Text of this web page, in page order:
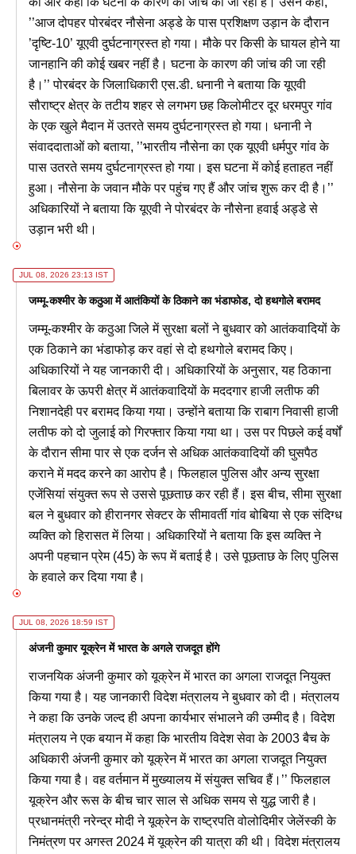
’’आज दोपहर पोरबंदर नौसेना अड्डे के पास प्रशिक्षण उड़ान के दौरान
’दृष्टि-10’ यूएवी दुर्घटनाग्रस्त हो गया। मौके पर किसी के घायल होने या
जानहानि की कोई खबर नहीं है। घटना के कारण की जांच की जा रही
है।’’ पोरबंदर के जिलाधिकारी एस.डी. धनानी ने बताया कि यूएवी
सौराष्ट्र क्षेत्र के तटीय शहर से लगभग छह किलोमीटर दूर धरमपुर गांव
के एक खुले मैदान में उतरते समय दुर्घटनाग्रस्त हो गया। धनानी ने
संवाददाताओं को बताया, ’’भारतीय नौसेना का एक यूएवी धर्मपुर गांव के
पास उतरते समय दुर्घटनाग्रस्त हो गया। इस घटना में कोई हताहत नहीं
हुआ। नौसेना के जवान मौके पर पहुंच गए हैं और जांच शुरू कर दी है।’’
अधिकारियों ने बताया कि यूएवी ने पोरबंदर के नौसेना हवाई अड्डे से
उड़ान भरी थी।
JUL 08, 2026 23:13 IST
जम्मू-कश्मीर के कठुआ में आतंकियों के ठिकाने का भंडाफोड, दो हथगोले बरामद
जम्मू-कश्मीर के कठुआ जिले में सुरक्षा बलों ने बुधवार को आतंकवादियों के
एक ठिकाने का भंडाफोड़ कर वहां से दो हथगोले बरामद किए।
अधिकारियों ने यह जानकारी दी। अधिकारियों के अनुसार, यह ठिकाना
बिलावर के ऊपरी क्षेत्र में आतंकवादियों के मददगार हाजी लतीफ की
निशानदेही पर बरामद किया गया। उन्होंने बताया कि राबाग निवासी हाजी
लतीफ को दो जुलाई को गिरफ्तार किया गया था। उस पर पिछले कई वर्षों
के दौरान सीमा पार से एक दर्जन से अधिक आतंकवादियों की घुसपैठ
कराने में मदद करने का आरोप है। फिलहाल पुलिस और अन्य सुरक्षा
एजेंसियां संयुक्त रूप से उससे पूछताछ कर रही हैं। इस बीच, सीमा सुरक्षा
बल ने बुधवार को हीरानगर सेक्टर के सीमावर्ती गांव बोबिया से एक संदिग्ध
व्यक्ति को हिरासत में लिया। अधिकारियों ने बताया कि इस व्यक्ति ने
अपनी पहचान प्रेम (45) के रूप में बताई है। उसे पूछताछ के लिए पुलिस
के हवाले कर दिया गया है।
JUL 08, 2026 18:59 IST
अंजनी कुमार यूक्रेन में भारत के अगले राजदूत होंगे
राजनयिक अंजनी कुमार को यूक्रेन में भारत का अगला राजदूत नियुक्त
किया गया है। यह जानकारी विदेश मंत्रालय ने बुधवार को दी। मंत्रालय
ने कहा कि उनके जल्द ही अपना कार्यभार संभालने की उम्मीद है। विदेश
मंत्रालय ने एक बयान में कहा कि भारतीय विदेश सेवा के 2003 बैच के
अधिकारी अंजनी कुमार को यूक्रेन में भारत का अगला राजदूत नियुक्त
किया गया है। वह वर्तमान में मुख्यालय में संयुक्त सचिव हैं।’’ फिलहाल
यूक्रेन और रूस के बीच चार साल से अधिक समय से युद्ध जारी है।
प्रधानमंत्री नरेन्द्र मोदी ने यूक्रेन के राष्ट्रपति वोलोदिमीर जेलेंस्की के
निमंत्रण पर अगस्त 2024 में यूक्रेन की यात्रा की थी। विदेश मंत्रालय